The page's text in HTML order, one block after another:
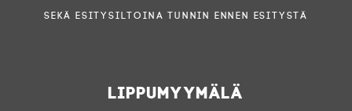
sekä esitysiltoina tunnin ennen esitystä
Lippumyymälä